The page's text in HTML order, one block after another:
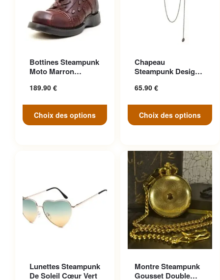
Bottines Steampunk
Moto Marron
189.90 €
Choix des options
variations. Les options
page du produit
Chapeau
Steampunk Design
65.90 €
Choix des options
variations. Les options
peuvent être choisies sur la
page du produit
Lunettes Steampunk
De Soleil Cœur Vert
variations. Les options
Montre Steampunk
Gousset Double